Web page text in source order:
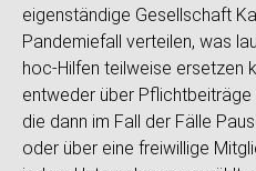
eigenständige Gesellschaft
Pandemiefall verteilen, was
hoc-Hilfen teilweise ersetzen
entweder über
die dann im Fall der Fälle
oder über eine freiwillige